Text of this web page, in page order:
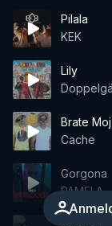
Pilala
KEK
Lily
Brate Moj
Cache
Gorgona
PAMELA